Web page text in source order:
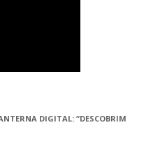
DIGITAL: “DESCOBRIM